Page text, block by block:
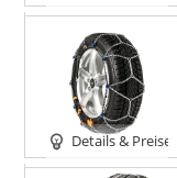
Details & Preise